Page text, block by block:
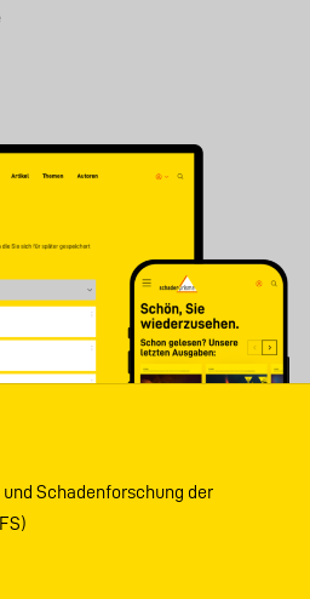
Schadenforschung der